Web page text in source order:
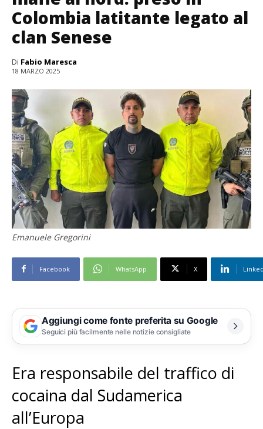
Colombia latitante legato al
clan Senese
Di Fabio Maresca
18 MARZO 2025
Emanuele Gregorini
Facebook WhatsApp X
Aggiungi come fonte preferita su Google
Seguici più facilmente nelle notizie consigliate
Era responsabile del traffico di
cocaina dal Sudamerica
all’Europa